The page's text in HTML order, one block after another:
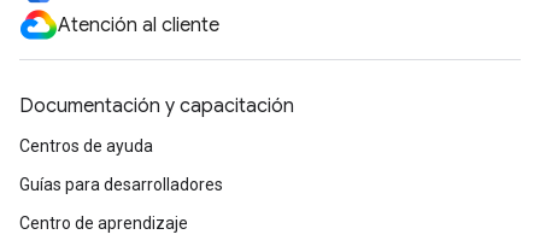
Atención al cliente
Documentación y capacitación
Centros de ayuda
Guías para desarrolladores
Centro de aprendizaje